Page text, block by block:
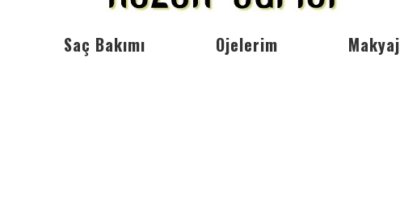
Saç Bakımı Ojelerim Makyaj